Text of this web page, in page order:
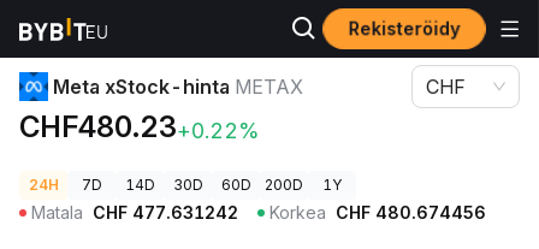
Rekisteröidy
Kryptohinnat Meta xStock-hinta METAX
Meta xStock-hinta METAX
CHF480.23+0.22%
CHF
24H 7D 14D 30D 60D 200D 1Y
Matala CHF 477.631242 Korkea CHF 480.674456